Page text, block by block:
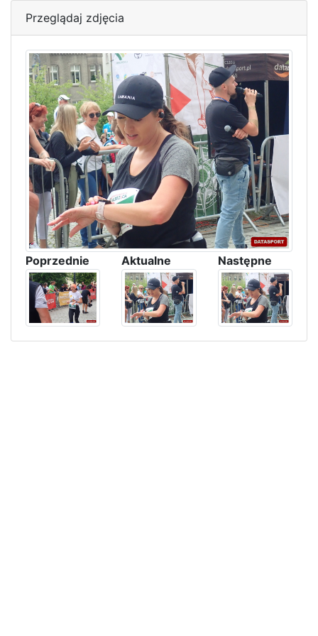
Przeglądaj zdjęcia
Poprzednie Aktualne Następne